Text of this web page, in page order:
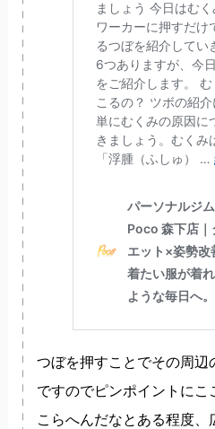
つぼを押すことでその周辺
ですのでピンポイントにこ
こらへんだなとある程度、